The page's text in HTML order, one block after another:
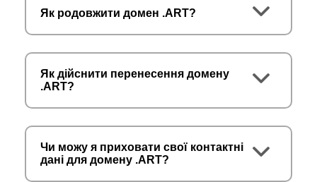
Як родовжити домен .ART?
Як дійснити перенесення домену
.ART?
Чи можу я приховати свої контактні
дані для домену .ART?